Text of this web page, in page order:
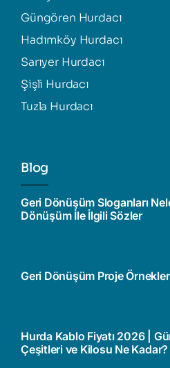
Güngören Hurdacı
Hadımköy Hurdacı
Sarıyer Hurdacı
Şişli Hurdacı
Tuzla Hurdacı
Blog
Geri Dönüşüm Sloganları
Dönüşüm İle İlgili Sözler
Geri Dönüşüm Proje
Hurda Kablo Fiyatı 2026 |
Çeşitleri ve Kilosu Ne Kadar?